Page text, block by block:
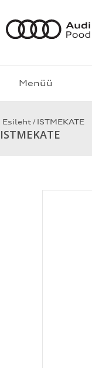
Menüü
Esileht / ISTMEKATE
ISTMEKATE